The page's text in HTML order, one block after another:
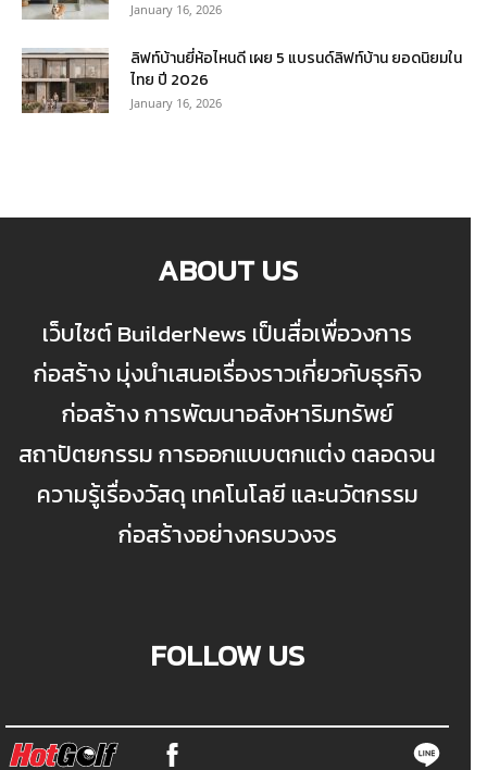
January 16, 2026
ลิฟท์บ้านยี่ห้อไหนดี เผย 5 แบรนด์ลิฟท์บ้าน ยอดนิยมใน
ไทย ปี 2026
January 16, 2026
ABOUT US
เว็บไซต์ BuilderNews เป็นสื่อเพื่อวงการ
ก่อสร้าง มุ่งนำเสนอเรื่องราวเกี่ยวกับธุรกิจ
ก่อสร้าง การพัฒนาอสังหาริมทรัพย์
สถาปัตยกรรม การออกแบบตกแต่ง ตลอดจน
ความรู้เรื่องวัสดุ เทคโนโลยี และนวัตกรรม
ก่อสร้างอย่างครบวงจร
FOLLOW US